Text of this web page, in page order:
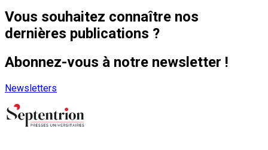
Vous souhaitez connaître nos
dernières publications ?
Abonnez-vous à notre newsletter !
Newsletters